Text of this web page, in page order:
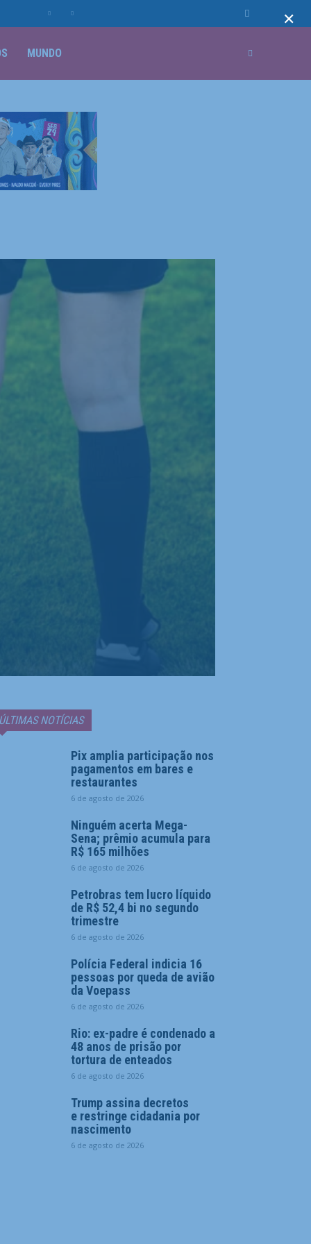
MUNDO
ÚLTIMAS NOTÍCIAS
Pix amplia participação nos
pagamentos em bares e
restaurantes
6 de agosto de 2026
Ninguém acerta Mega-
Sena; prêmio acumula para
R$ 165 milhões
6 de agosto de 2026
Petrobras tem lucro líquido
de R$ 52,4 bi no segundo
trimestre
6 de agosto de 2026
Polícia Federal indicia 16
pessoas por queda de avião
da Voepass
6 de agosto de 2026
Rio: ex-padre é condenado a
48 anos de prisão por
tortura de enteados
6 de agosto de 2026
Trump assina decretos
e restringe cidadania por
nascimento
6 de agosto de 2026
×